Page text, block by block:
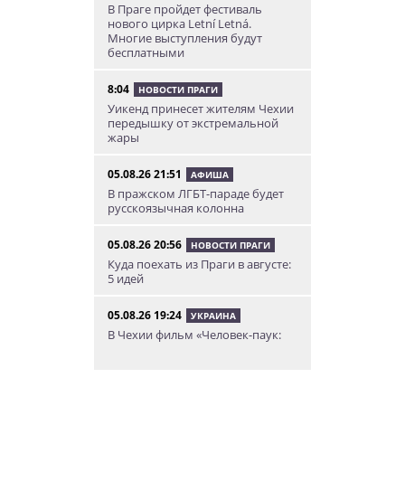
В Праге пройдет фестиваль
нового цирка Letní Letná.
Многие выступления будут
бесплатными
8:04 НОВОСТИ ПРАГИ
Уикенд принесет жителям Чехии
передышку от экстремальной
жары
05.08.26 21:51 АФИША
В пражском ЛГБТ-параде будет
русскоязычная колонна
05.08.26 20:56 НОВОСТИ ПРАГИ
Куда поехать из Праги в августе:
5 идей
05.08.26 19:24 УКРАИНА
В Чехии фильм «Человек-паук: